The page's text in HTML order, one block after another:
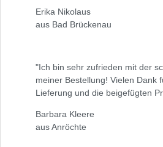
Erika Nikolaus
aus Bad Brückenau
"Ich bin sehr zufrieden mit der
meiner Bestellung! Vielen Dank
Lieferung und die beigefügten
Barbara Kleere
aus Anröchte